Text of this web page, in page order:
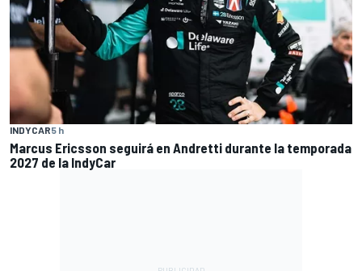
INDYCAR5 h
Marcus Ericsson seguirá en Andretti durante la temporada
2027 de la IndyCar